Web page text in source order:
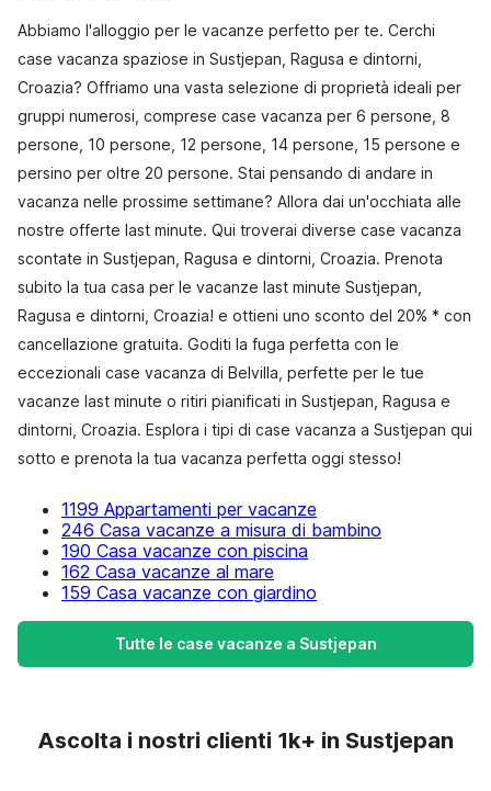
Abbiamo l'alloggio per le vacanze perfetto per te. Cerchi
case vacanza spaziose in Sustjepan, Ragusa e dintorni,
Croazia? Offriamo una vasta selezione di proprietà ideali per
gruppi numerosi, comprese case vacanza per 6 persone, 8
persone, 10 persone, 12 persone, 14 persone, 15 persone e
persino per oltre 20 persone. Stai pensando di andare in
vacanza nelle prossime settimane? Allora dai un'occhiata alle
nostre offerte last minute. Qui troverai diverse case vacanza
scontate in Sustjepan, Ragusa e dintorni, Croazia. Prenota
subito la tua casa per le vacanze last minute Sustjepan,
Ragusa e dintorni, Croazia! e ottieni uno sconto del 20% * con
cancellazione gratuita. Goditi la fuga perfetta con le
eccezionali case vacanza di Belvilla, perfette per le tue
vacanze last minute o ritiri pianificati in Sustjepan, Ragusa e
dintorni, Croazia. Esplora i tipi di case vacanza a Sustjepan qui
sotto e prenota la tua vacanza perfetta oggi stesso!
1199 Appartamenti per vacanze
246 Casa vacanze a misura di bambino
190 Casa vacanze con piscina
162 Casa vacanze al mare
159 Casa vacanze con giardino
Tutte le case vacanze a Sustjepan
Ascolta i nostri clienti 1k+ in Sustjepan